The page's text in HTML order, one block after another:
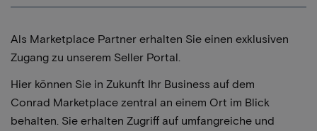
Als Marketplace Partner erhalten Sie einen exklusiven
Zugang zu unserem Seller Portal.
Hier können Sie in Zukunft Ihr Business auf dem
Conrad Marketplace zentral an einem Ort im Blick
behalten. Sie erhalten Zugriff auf umfangreiche und